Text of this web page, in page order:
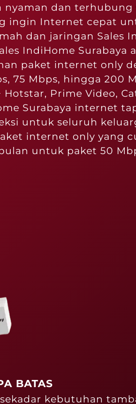
dan terhubung
ingin Internet cepat
dan jaringan Sales
IndiHome Surabaya
paket internet only
75 Mbps, hingga 200
Prime Video,
Surabaya internet
untuk seluruh
internet only yang
untuk paket 50
BATAS
kebutuhan